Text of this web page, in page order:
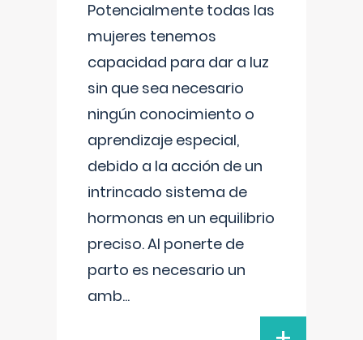
Potencialmente todas las
mujeres tenemos
capacidad para dar a luz
sin que sea necesario
ningún conocimiento o
aprendizaje especial,
debido a la acción de un
intrincado sistema de
hormonas en un equilibrio
preciso. Al ponerte de
parto es necesario un
amb...